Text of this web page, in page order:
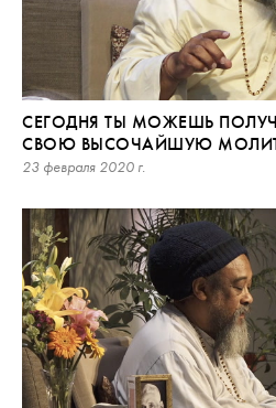
СЕГОДНЯ ТЫ МОЖЕШЬ
СВОЮ ВЫСОЧАЙШУЮ
23 февраля 2020 г.